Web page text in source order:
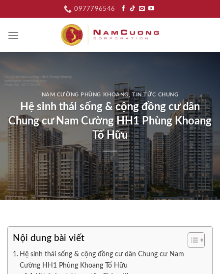
to
0977796546
NAM CƯỜNG PHÙNG KHOANG,TIN TỨC CHUNG
Hệ sinh thái sống & cộng đồng cư dân
Chung cư Nam Cường HH1 Phùng Khoang
Tố Hữu
Nội dung bài viết
Hệ sinh thái sống & cộng đồng cư dân Chung cư Nam
Cường HH1 Phùng Khoang Tố Hữu